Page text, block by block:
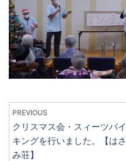
PREVIOUS
クリスマス会・スィーツバイ
キングを行いました。【はさ
み荘】